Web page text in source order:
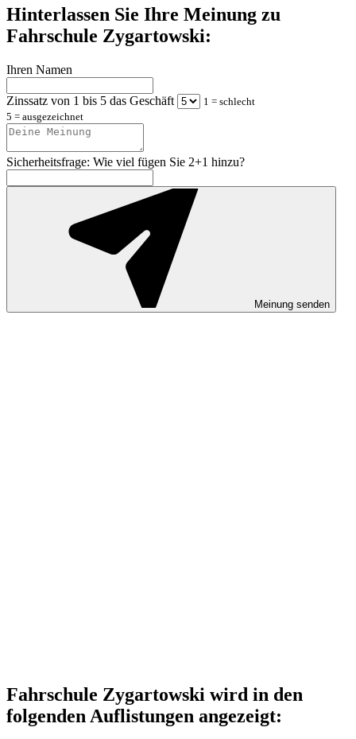
Hinterlassen Sie Ihre Meinung zu
Fahrschule Zygartowski:
Ihren Namen
Zinssatz von 1 bis 5 das Geschäft
1 = schlecht
5 = ausgezeichnet
Sicherheitsfrage: Wie viel fügen Sie 2+1 hinzu?
Meinung senden
Fahrschule Zygartowski wird in den
folgenden Auflistungen angezeigt: